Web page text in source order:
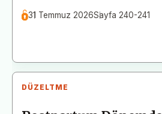
31 Temmuz 2026Sayfa 240-241
DÜZELTME